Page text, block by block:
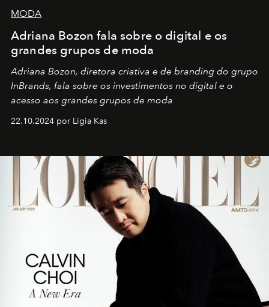
MODA
Adriana Bozon fala sobre o digital e os
grandes grupos de moda
Adriana Bozon, diretora criativa e de branding do grupo
InBrands, fala sobre os investimentos no digital e o
acesso aos grandes grupos de moda
22.10.2024 por Ligia Kas